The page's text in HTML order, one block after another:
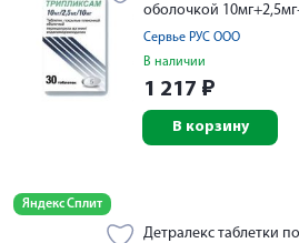
оболочкой
Сервье РУС ООО
В наличии
1 217 ₽
В корзину
Яндекс Сплит
Детралекс таблетки